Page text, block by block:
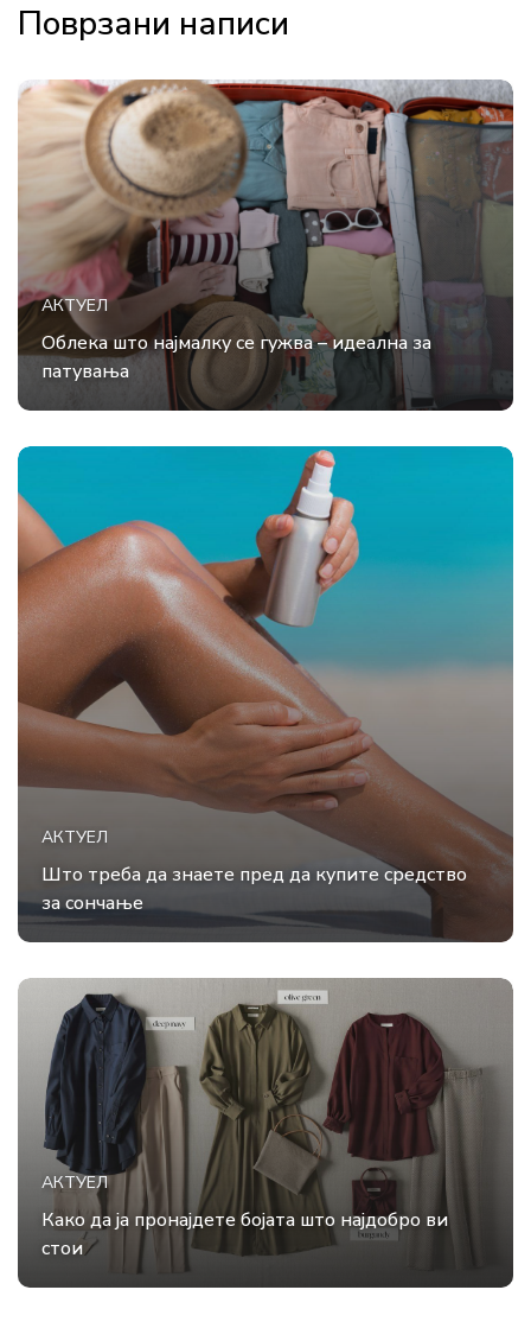
Поврзани написи
АКТУЕЛ
Облека што најмалку се гужва – идеална за
патувања
АКТУЕЛ
Што треба да знаете пред да купите средство
за сончање
АКТУЕЛ
Како да ја пронајдете бојата што најдобро ви
стои